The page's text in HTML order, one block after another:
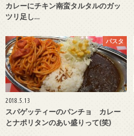
カレーにチキン南蛮タルタルのガッ
ツリ足し…
パスタ
2018.5.13
スパゲッティーのパンチョ カレー
とナポリタンのあい盛りって(笑)